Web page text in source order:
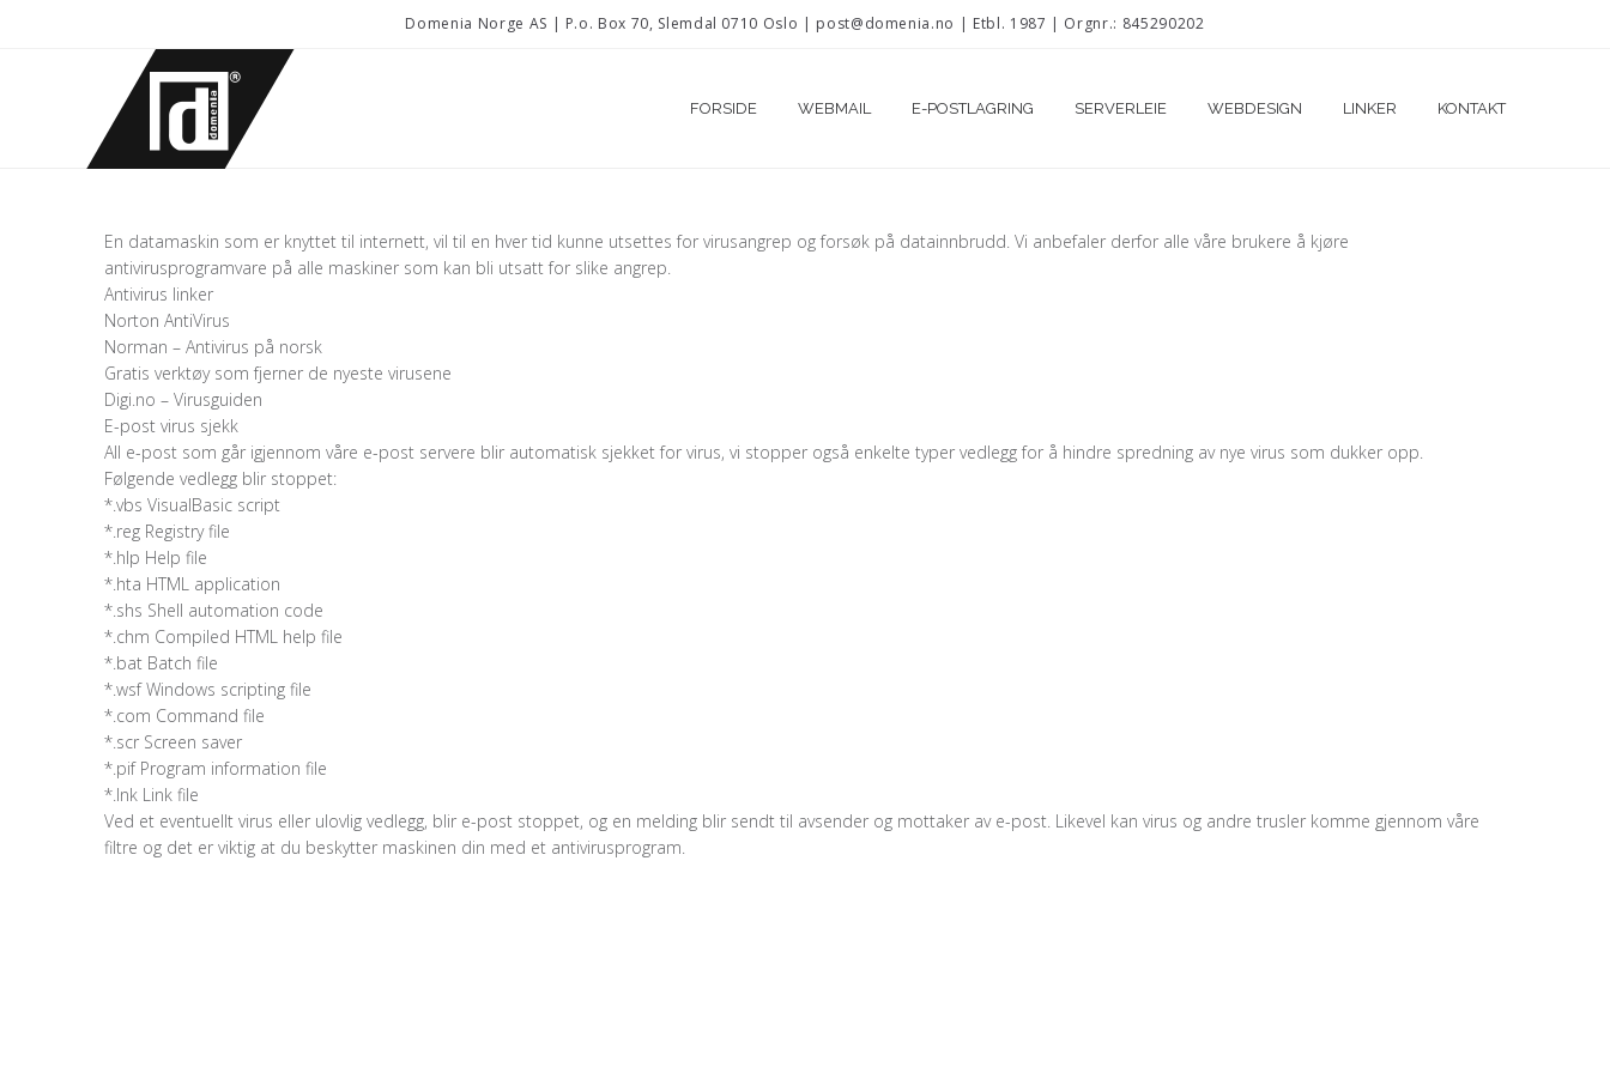
Domenia Norge AS | P.o. Box 70, Slemdal 0710 Oslo | post@domenia.no | Etbl. 1987 | Orgnr.: 845290202
FORSIDE WEBMAIL E-POSTLAGRING SERVERLEIE WEBDESIGN LINKER KONTAKT
En datamaskin som er knyttet til internett, vil til en hver tid kunne utsettes for virusangrep og forsøk på datainnbrudd. Vi anbefaler derfor alle våre brukere å kjøre
antivirusprogramvare på alle maskiner som kan bli utsatt for slike angrep.
Antivirus linker
Norton AntiVirus
Norman – Antivirus på norsk
Gratis verktøy som fjerner de nyeste virusene
Digi.no – Virusguiden
E-post virus sjekk
All e-post som går igjennom våre e-post servere blir automatisk sjekket for virus, vi stopper også enkelte typer vedlegg for å hindre spredning av nye virus som dukker opp.
Følgende vedlegg blir stoppet:
*.vbs VisualBasic script
*.reg Registry file
*.hlp Help file
*.hta HTML application
*.shs Shell automation code
*.chm Compiled HTML help file
*.bat Batch file
*.wsf Windows scripting file
*.com Command file
*.scr Screen saver
*.pif Program information file
*.lnk Link file
Ved et eventuellt virus eller ulovlig vedlegg, blir e-post stoppet, og en melding blir sendt til avsender og mottaker av e-post. Likevel kan virus og andre trusler komme gjennom våre
filtre og det er viktig at du beskytter maskinen din med et antivirusprogram.